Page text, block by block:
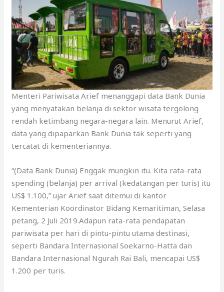
Menteri Pariwisata Arief menanggapi data Bank Dunia
yang menyatakan belanja di sektor wisata tergolong
rendah ketimbang negara-negara lain. Menurut Arief,
data yang dipaparkan Bank Dunia tak seperti yang
tercatat di kementeriannya.
“(Data Bank Dunia) Enggak mungkin itu. Kita rata-rata
spending (belanja) per arrival (kedatangan per turis) itu
US$ 1.100,” ujar Arief saat ditemui di kantor
Kementerian Koordinator Bidang Kemaritiman, Selasa
petang, 2 Juli 2019.Adapun rata-rata pendapatan
pariwisata per hari di pintu-pintu utama destinasi,
seperti Bandara Internasional Soekarno-Hatta dan
Bandara Internasional Ngurah Rai Bali, mencapai US$
1.200 per turis.